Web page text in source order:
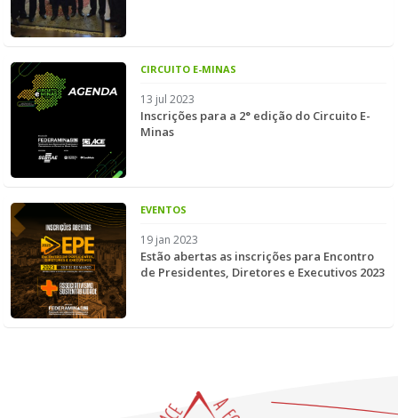
CIRCUITO E-MINAS
13 jul 2023
Inscrições para a 2° edição do Circuito E-
Minas
EVENTOS
19 jan 2023
Estão abertas as inscrições para Encontro
de Presidentes, Diretores e Executivos 2023